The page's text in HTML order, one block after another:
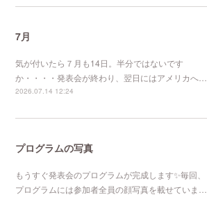
7月
気が付いたら７月も14日。半分ではないです
か・・・・発表会が終わり、翌日にはアメリカへ…
2026.07.14 12:24
プログラムの写真
もうすぐ発表会のプログラムが完成します✨毎回、
プログラムには参加者全員の顔写真を載せていま…